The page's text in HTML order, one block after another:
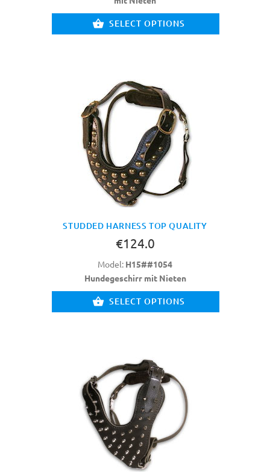
SELECT OPTIONS
STUDDED HARNESS TOP QUALITY
€124.0
Model: H15##1054
Hundegeschirr mit Nieten
SELECT OPTIONS